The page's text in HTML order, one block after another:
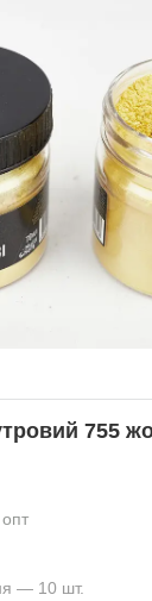
755
опт
— 10 шт.